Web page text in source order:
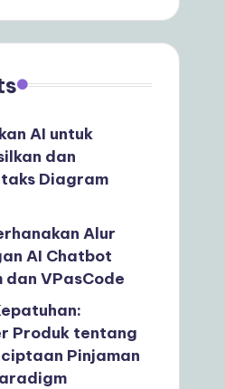
AI untuk
dan
Diagram
Alur
AI Chatbot
VPasCode
Produk tentang
Pinjaman